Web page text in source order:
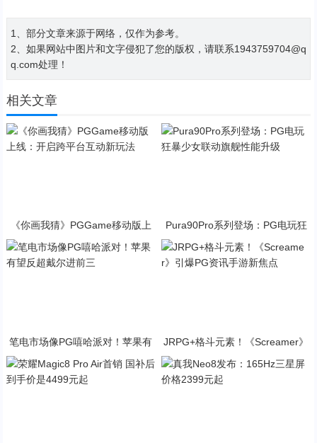
1、部分文章来源于网络，仅作为参考。
2、如果网站中图片和文字侵犯了您的版权，请联系1943759704@q
q.com处理！
相关文章
《你画我猜》PGGame移动版上
线：开启跨平台互动新玩法
Pura90Pro系列登场：PG电玩狂
暴少女联动旗舰性能升级
笔电市场像PG嘻哈派对！苹果有
JRPG+格斗元素！《Screamer》